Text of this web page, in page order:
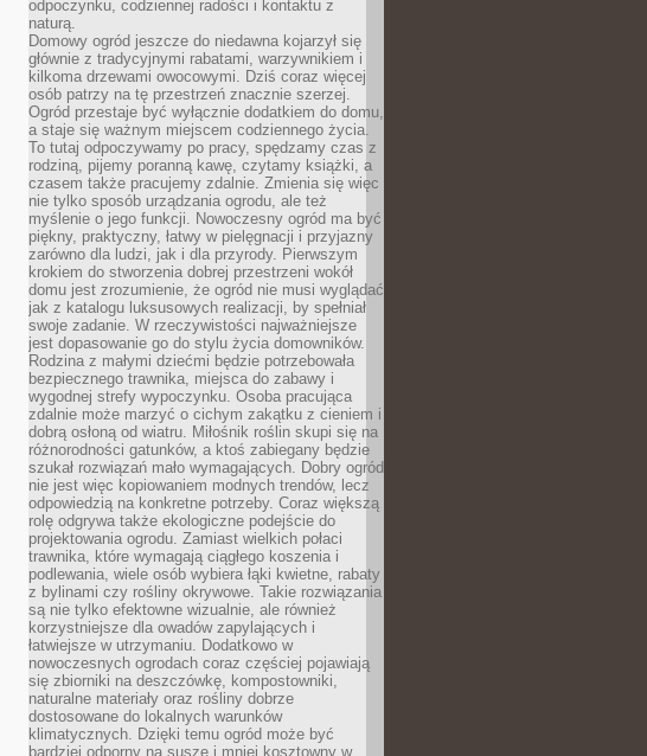
odpoczynku, codziennej radości i kontaktu z
naturą.
Domowy ogród jeszcze do niedawna kojarzył się
głównie z tradycyjnymi rabatami, warzywnikiem i
kilkoma drzewami owocowymi. Dziś coraz więcej
osób patrzy na tę przestrzeń znacznie szerzej.
Ogród przestaje być wyłącznie dodatkiem do domu,
a staje się ważnym miejscem codziennego życia.
To tutaj odpoczywamy po pracy, spędzamy czas z
rodziną, pijemy poranną kawę, czytamy książki, a
czasem także pracujemy zdalnie. Zmienia się więc
nie tylko sposób urządzania ogrodu, ale też
myślenie o jego funkcji. Nowoczesny ogród ma być
piękny, praktyczny, łatwy w pielęgnacji i przyjazny
zarówno dla ludzi, jak i dla przyrody. Pierwszym
krokiem do stworzenia dobrej przestrzeni wokół
domu jest zrozumienie, że ogród nie musi wyglądać
jak z katalogu luksusowych realizacji, by spełniał
swoje zadanie. W rzeczywistości najważniejsze
jest dopasowanie go do stylu życia domowników.
Rodzina z małymi dziećmi będzie potrzebowała
bezpiecznego trawnika, miejsca do zabawy i
wygodnej strefy wypoczynku. Osoba pracująca
zdalnie może marzyć o cichym zakątku z cieniem i
dobrą osłoną od wiatru. Miłośnik roślin skupi się na
różnorodności gatunków, a ktoś zabiegany będzie
szukał rozwiązań mało wymagających. Dobry ogród
nie jest więc kopiowaniem modnych trendów, lecz
odpowiedzią na konkretne potrzeby. Coraz większą
rolę odgrywa także ekologiczne podejście do
projektowania ogrodu. Zamiast wielkich połaci
trawnika, które wymagają ciągłego koszenia i
podlewania, wiele osób wybiera łąki kwietne, rabaty
z bylinami czy rośliny okrywowe. Takie rozwiązania
są nie tylko efektowne wizualnie, ale również
korzystniejsze dla owadów zapylających i
łatwiejsze w utrzymaniu. Dodatkowo w
nowoczesnych ogrodach coraz częściej pojawiają
się zbiorniki na deszczówkę, kompostowniki,
naturalne materiały oraz rośliny dobrze
dostosowane do lokalnych warunków
klimatycznych. Dzięki temu ogród może być
bardziej odporny na suszę i mniej kosztowny w